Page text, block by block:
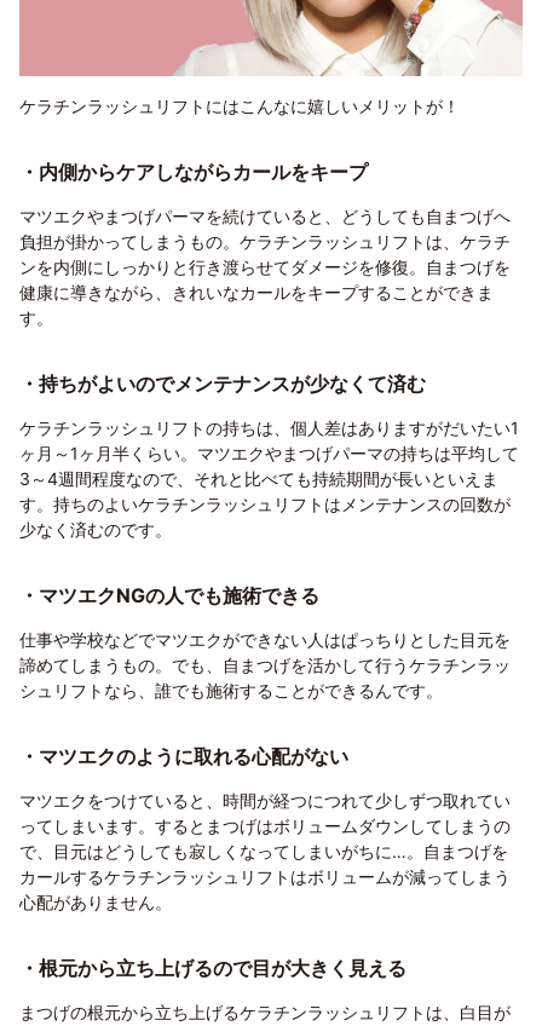
ケラチンラッシュリフトにはこんなに嬉しいメリットが！
・内側からケアしながらカールをキープ
マツエクやまつげパーマを続けていると、どうしても自まつげへ
負担が掛かってしまうもの。ケラチンラッシュリフトは、ケラチ
ンを内側にしっかりと行き渡らせてダメージを修復。自まつげを
健康に導きながら、きれいなカールをキープすることができま
す。
・持ちがよいのでメンテナンスが少なくて済む
ケラチンラッシュリフトの持ちは、個人差はありますがだいたい1
ヶ月～1ヶ月半くらい。マツエクやまつげパーマの持ちは平均して
3～4週間程度なので、それと比べても持続期間が長いといえま
す。持ちのよいケラチンラッシュリフトはメンテナンスの回数が
少なく済むのです。
・マツエクNGの人でも施術できる
仕事や学校などでマツエクができない人はぱっちりとした目元を
諦めてしまうもの。でも、自まつげを活かして行うケラチンラッ
シュリフトなら、誰でも施術することができるんです。
・マツエクのように取れる心配がない
マツエクをつけていると、時間が経つにつれて少しずつ取れてい
ってしまいます。するとまつげはボリュームダウンしてしまうの
で、目元はどうしても寂しくなってしまいがちに…。自まつげを
カールするケラチンラッシュリフトはボリュームが減ってしまう
心配がありません。
・根元から立ち上げるので目が大きく見える
まつげの根元から立ち上げるケラチンラッシュリフトは、白目が